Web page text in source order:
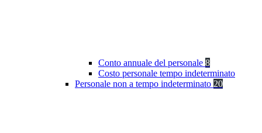
Conto annuale del personale 8
Costo personale tempo indeterminato
Personale non a tempo indeterminato 20